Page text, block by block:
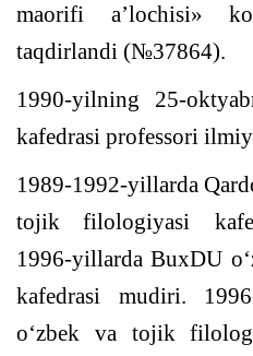
maorifi a’lochisi»
taqdirlandi (№37864).
1990-yilning 25-
kafedrasi professori
1989-1992-yillarda Q
tojik
filologiyasi
1996-yillardaBuxDU
kafedrasi mudiri.
o‘zbek va tojik